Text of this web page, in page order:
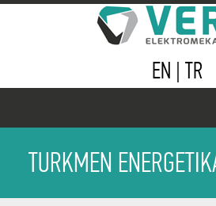
EN | TR
TURKMEN